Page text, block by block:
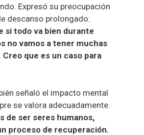
Expresó su preocupación
descanso prolongado:
si todo va bien durante
no vamos a tener muchas
que es un caso para
señaló el impacto mental
se valora adecuadamente.
de ser seres humanos,
proceso de recuperación.